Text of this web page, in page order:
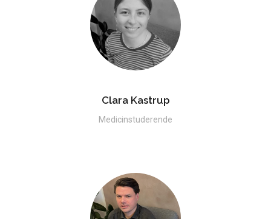
Clara Kastrup
Medicinstuderende